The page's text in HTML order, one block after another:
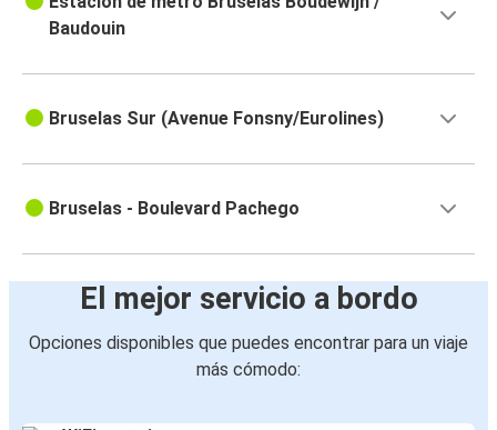
Baudouin
Bruselas Sur (Avenue Fonsny/Eurolines)
Bruselas - Boulevard Pachego
El mejor servicio a bordo
Opciones disponibles que puedes encontrar para un viaje
más cómodo: